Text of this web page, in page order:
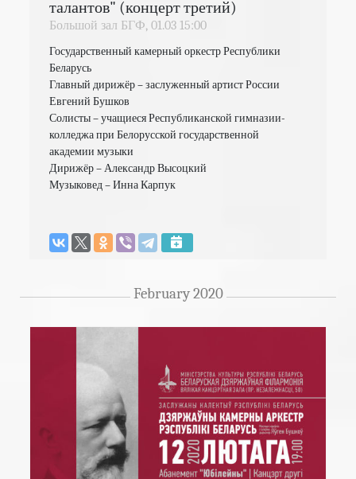
талантов" (концерт третий)
Большой зал БГФ, 01.03 15:00
Государственный камерный оркестр Республики
Беларусь
Главный дирижёр – заслуженный артист России
Евгений Бушков
Солисты – учащиеся Республиканской гимназии-
колледжа при Белорусской государственной
академии музыки
Дирижёр – Александр Высоцкий
Музыковед – Инна Карпук
February 2020